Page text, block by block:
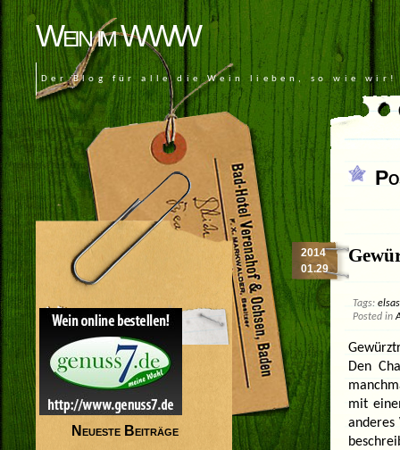
Wein im WWW
Der Blog für alle die Wein lieben, so wie wir!
2014
01.29
Tags:
Posted in
Den
mit
anderes
Neueste Beiträge